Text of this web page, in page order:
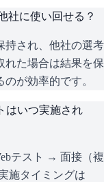
社に使い回せる？
持され、他社の選考
れた場合は結果を保
が効率的です。
はいつ実施され
テスト → 面接（複
施タイミングは